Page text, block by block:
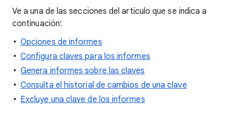
Ve a una de las secciones del artículo que se indica a
continuación:
Opciones de informes
Configura claves para los informes
Genera informes sobre las claves
Consulta el historial de cambios de una clave
Excluye una clave de los informes